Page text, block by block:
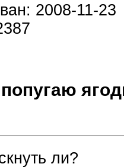
2008-11-23
ли?